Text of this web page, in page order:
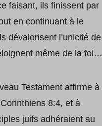
faisant, ils finissent par
en continuant à le
dévalorisent l’unicité de
même de la foi…
Testament affirme à
8:4, et à
juifs adhéraient au